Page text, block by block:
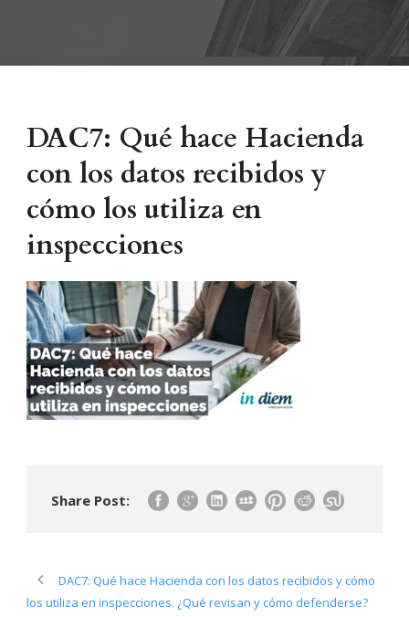
DAC7: Qué hace Hacienda
con los datos recibidos y
cómo los utiliza en
inspecciones
Share Post:
DAC7: Qué hace Hacienda con los datos recibidos y cómo
los utiliza en inspecciones. ¿Qué revisan y cómo defenderse?